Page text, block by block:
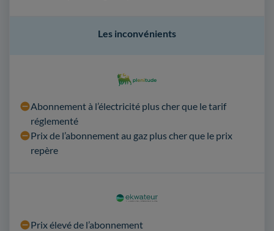
Abonnement à l’électricité plus cher que le tarif
réglementé
Prix de l’abonnement au gaz plus cher que le prix
repère
Les inconvénients
Prix élevé de l’abonnement